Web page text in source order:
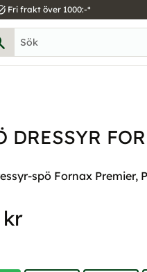
Fri frakt över 1000:-*
DRESSYR
spö Fornax Premier,
kr